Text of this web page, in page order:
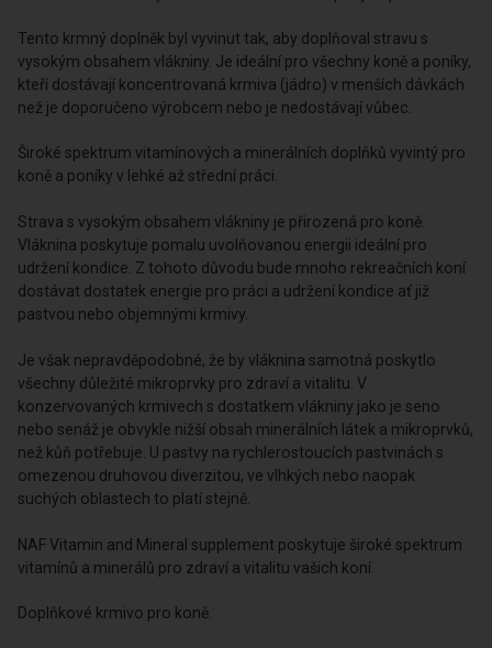
Tento krmný doplněk byl vyvinut tak, aby doplňoval stravu s
vysokým obsahem vlákniny. Je ideální pro všechny koně a poníky,
kteří dostávají koncentrovaná krmiva (jádro) v menších dávkách
než je doporučeno výrobcem nebo je nedostávají vůbec.
Široké spektrum vitamínových a minerálních doplňků vyvintý pro
koně a poníky v lehké až střední práci.
Strava s vysokým obsahem vlákniny je přirozená pro koně.
Vláknina poskytuje pomalu uvolňovanou energii ideální pro
udržení kondice. Z tohoto důvodu bude mnoho rekreačních koní
dostávat dostatek energie pro práci a udržení kondice ať již
pastvou nebo objemnými krmivy.
Je však nepravděpodobné, že by vláknina samotná poskytlo
všechny důležité mikroprvky pro zdraví a vitalitu. V
konzervovaných krmivech s dostatkem vlákniny jako je seno
nebo senáž je obvykle nižší obsah minerálních látek a mikroprvků,
než kůň potřebuje. U pastvy na rychlerostoucích pastvinách s
omezenou druhovou diverzitou, ve vlhkých nebo naopak
suchých oblastech to platí stejně.
NAF Vitamin and Mineral supplement poskytuje široké spektrum
vitamínů a minerálů pro zdraví a vitalitu vašich koní.
Doplňkové krmivo pro koně.